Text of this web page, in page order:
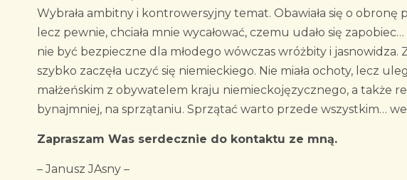
Wybrała ambitny i kontrowersyjny temat. Obawiała się o obronę
lecz pewnie, chciała mnie wycałować, czemu udało się
nie być bezpieczne dla młodego wówczas wróżbity i jasnowidza.
szybko zaczęła uczyć się niemieckiego. Nie miała ochoty, lecz
małżeńskim z obywatelem kraju niemieckojęzycznego, a także
bynajmniej, na sprzątaniu. Sprzątać warto przede wszystkim… we
Zapraszam Was serdecznie do kontaktu ze mną.
– Janusz JAsny –